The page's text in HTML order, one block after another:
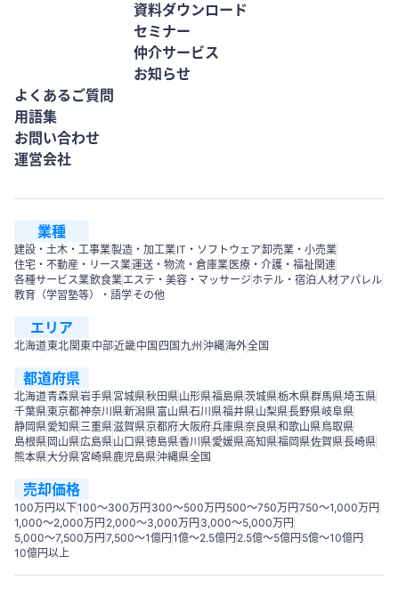
資料ダウンロード
セミナー
仲介サービス
お知らせ
よくあるご質問
用語集
お問い合わせ
運営会社
業種
建設・土木・工事業製造・加工業IT・ソフトウェア卸売業・小売業
住宅・不動産・リース業運送・物流・倉庫業 医療・介護・福祉関連
各種サービス業飲食業エステ・美容・マッサージ ホテル・宿泊人材アパレル
教育（学習塾等）・語学その他
エリア
北海道東北 関東中部近畿中国 四国 九州 沖縄海外全国
都道府県
北海道青森県岩手県宮城県秋田県山形県福島県茨城県栃木県群馬県埼玉県
千葉県東京都神奈川県新潟県富山県石川県福井県山梨県長野県岐阜県
静岡県愛知県三重県滋賀県京都府大阪府兵庫県奈良県和歌山県鳥取県
島根県 岡山県広島県山口県徳島県香川県愛媛県高知県福岡県佐賀県長崎県
熊本県大分県宮崎県鹿児島県沖縄県全国
売却価格
100万円以下100〜300万円 300〜500万円 500～750万円 750〜1,000万円
1,000～2,000万円 2,000～3,000万円 3,000～5,000万円
5,000～7,500万円 7,500～1億円 1億～2.5億円 2.5億～5億円 5億～10億円
10億円以上